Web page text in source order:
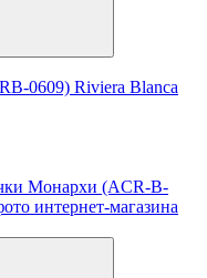
0609) Riviera Blanca